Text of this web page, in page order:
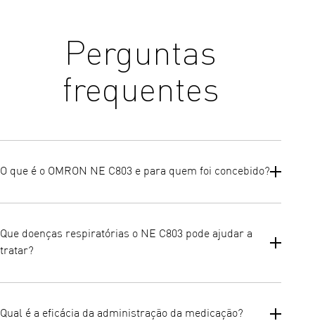
Perguntas
frequentes
O que é o OMRON NE C803 e para quem foi concebido?
respiratórias das vias respiratórias inferiores. É adequado tanto
para adultos como para crianças, oferecendo uma solução
Que doenças respiratórias o NE C803 pode ajudar a
tratar?
Qual é a eficácia da administração da medicação?